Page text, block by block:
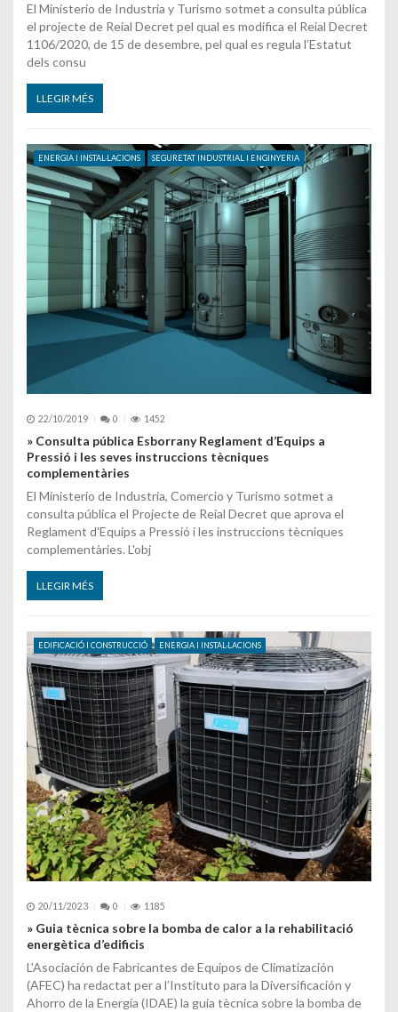
El Ministerio de Industria y Turismo sotmet a consulta pública
el projecte de Reial Decret pel qual es modifica el Reial Decret
1106/2020, de 15 de desembre, pel qual es regula l’Estatut
dels consu
LLEGIR MÉS
ENERGIA I INSTAL·LACIONS SEGURETAT INDUSTRIAL I ENGINYERIA
22/10/2019 0 1452
» Consulta pública Esborrany Reglament d’Equips a
Pressió i les seves instruccions tècniques
complementàries
El Ministerio de Industria, Comercio y Turismo sotmet a
consulta pública el Projecte de Reial Decret que aprova el
Reglament d'Equips a Pressió i les instruccions tècniques
complementàries. L'obj
LLEGIR MÉS
EDIFICACIÓ I CONSTRUCCIÓ ENERGIA I INSTAL·LACIONS
20/11/2023 0 1185
» Guia tècnica sobre la bomba de calor a la rehabilitació
energètica d’edificis
L'Asociación de Fabricantes de Equipos de Climatización
(AFEC) ha redactat per a l’Instituto para la Diversificación y
Ahorro de la Energía (IDAE) la guia tècnica sobre la bomba de